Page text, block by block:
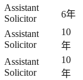
Assistant
Solicitor
6年
Assistant
Solicitor
10
年
Assistant
Solicitor
10
年